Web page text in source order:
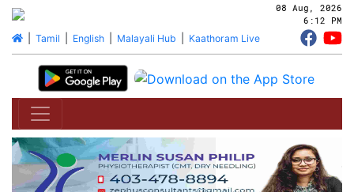
08 Aug, 2026
6:12 PM
| Tamil English| Malayali Hub Kaathoram Live